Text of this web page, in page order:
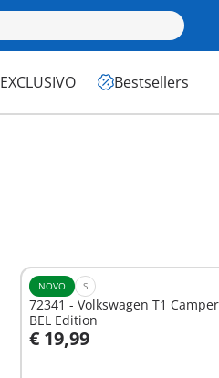
EXCLUSIVO Bestsellers
NOVO S
72341 - Volkswagen T1 Camper
BEL Edition
€ 19,99
Ao carrinho